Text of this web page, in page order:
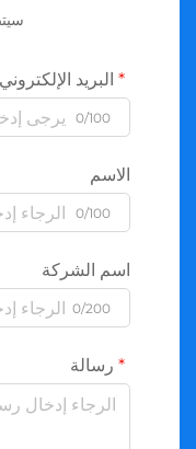
البريد الإلكتروني
0/100
الاسم
0/100
اسم الشركة
0/200
رسالة